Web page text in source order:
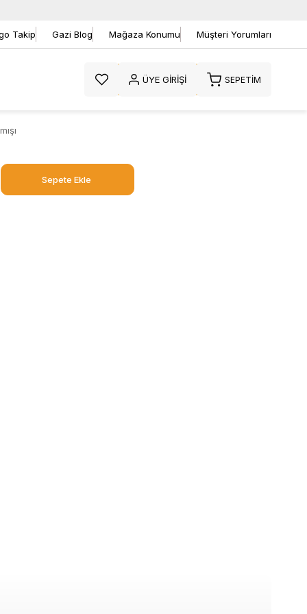
Takip Gazi Blog Mağaza Konumu Müşteri Yorumları
ÜYE GIRIŞI SEPETIM